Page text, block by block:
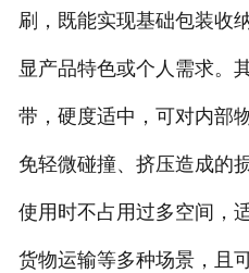
刷，既能实现基础包装收
显产品特色或个人需求。
带，硬度适中，可对内部
免轻微碰撞、挤压造成的
使用时不占用过多空间，
货物运输等多种场景，且